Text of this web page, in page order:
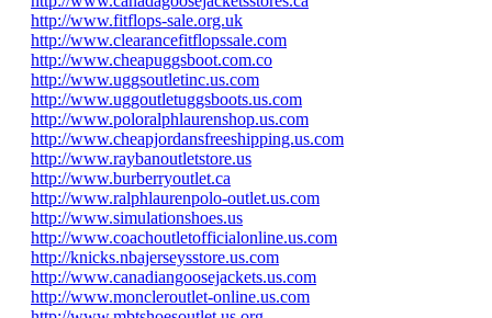
http://www.fitflops-sale.org.uk
http://www.clearancefitflopssale.com
http://www.cheapuggsboot.com.co
http://www.uggsoutletinc.us.com
http://www.uggoutletuggsboots.us.com
http://www.poloralphlaurenshop.us.com
http://www.cheapjordansfreeshipping.us.com
http://www.raybanoutletstore.us
http://www.burberryoutlet.ca
http://www.ralphlaurenpolo-outlet.us.com
http://www.simulationshoes.us
http://www.coachoutletofficialonline.us.com
http://knicks.nbajerseysstore.us.com
http://www.canadiangoosejackets.us.com
http://www.moncleroutlet-online.us.com